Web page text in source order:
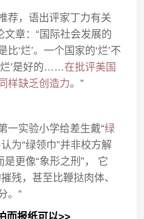
荐，语出评家丁力有关
文章：“国际社会发展的
‘烂’。一个国家的‘烂’不
烂’是好的……在批评美国
样缺乏创造力。”
一实验小学给差生戴“绿
为“绿领巾”并非校方解
是更像“象形之刑”， 它
残，甚至比鞭挞肉体、
。”